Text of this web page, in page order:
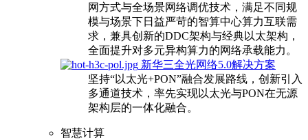
网方式与全场景网络调优技术，满足不同规
模与场景下日益严苛的智算中心算力互联需
求，兼具创新的DDC架构与经典以太架构，
全面提升对多元异构算力的网络承载能力。
新华三全光网络5.0解决方案
坚持“以太光+PON”融合发展路线，创新引入
多通道技术，率先实现以太光与PON在无源
架构层的一体化融合。
智慧计算